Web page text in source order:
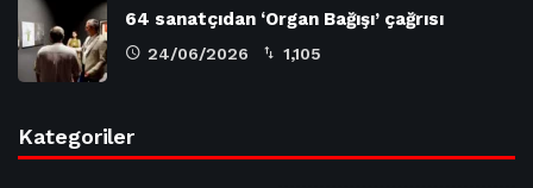
64 sanatçıdan ‘Organ Bağışı’ çağrısı
24/06/2026 1,105
Kategoriler